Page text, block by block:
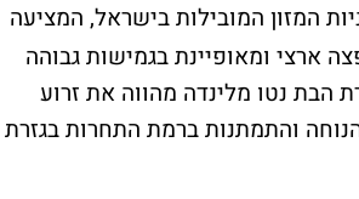
המזון המובילות בישראל, המציעה
ארצי ומאופיינת בגמישות גבוהה
הבת נטו מלינדה מהווה את זרוע
והתמתנות ברמת התחרות בגזרת